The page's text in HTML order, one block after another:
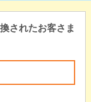
されたお客さま